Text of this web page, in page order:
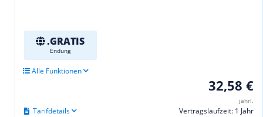
.GRATIS
Endung
Alle Funktionen
32,58 €
jährl.
Vertragslaufzeit: 1 Jahr
Tarifdetails